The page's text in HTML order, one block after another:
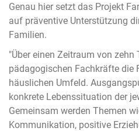
Genau hier setzt das Projekt
auf präventive Unterstützung
Familien.
"Über einen Zeitraum von zehn
pädagogischen Fachkräfte die
häuslichen Umfeld.
konkrete Lebenssituation der
Gemeinsam werden Themen
Kommunikation, positive